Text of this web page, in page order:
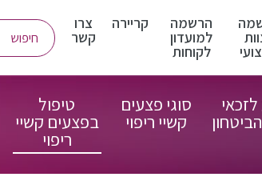
הרשמה
למועדון
לקוחות
קריירה צרו
קשר
סוגי פצעים
קשיי ריפוי
טיפול
בפצעים קשיי
ריפוי